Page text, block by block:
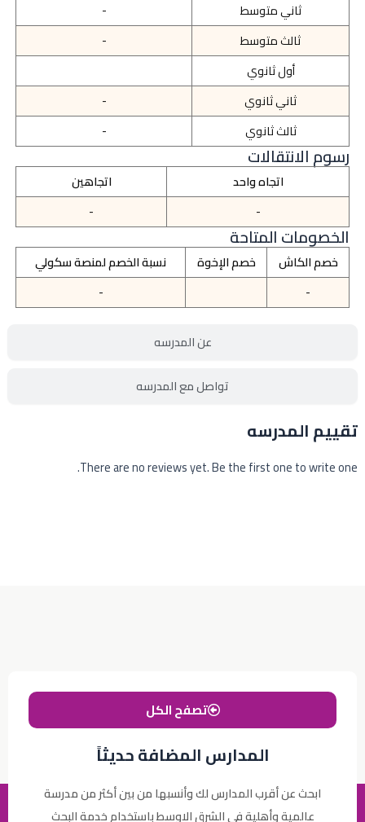
عن المدرسه
تواصل مع المدرسه
ثاني متوسط
-
ثالث متوسط
-
أول ثانوي
ثاني ثانوي
-
ثالث ثانوي
-
رسوم الانتقالات
اتجاه واحد
اتجاهين
-
-
الخصومات المتاحة
خصم الكاش خصم الإخوة
نسبة الخصم لمنصة سكولي
-
-
تقييم المدرسه
There are no reviews yet. Be the first one to write one.
المدارس المضافة حديثاً
ابحث عن أقرب المدارس لك وأنسبها من بين أكثر من مدرسة
عالمية وأهلية في الشرق الاوسط باستخدام خدمة البحث
تصفح الكل